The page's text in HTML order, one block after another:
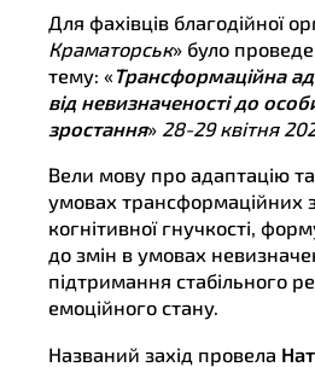
Для фахівців благодійної
Краматорськ» було
тему: « Трансформаційна
від невизначеності до
зростання» 28-29 квітня
Вели мову про адаптацію
умовах трансформаційних
когнітивної гнучкості,
до змін в умовах
підтримання стабільного
емоційного стану.
Названий захід провела